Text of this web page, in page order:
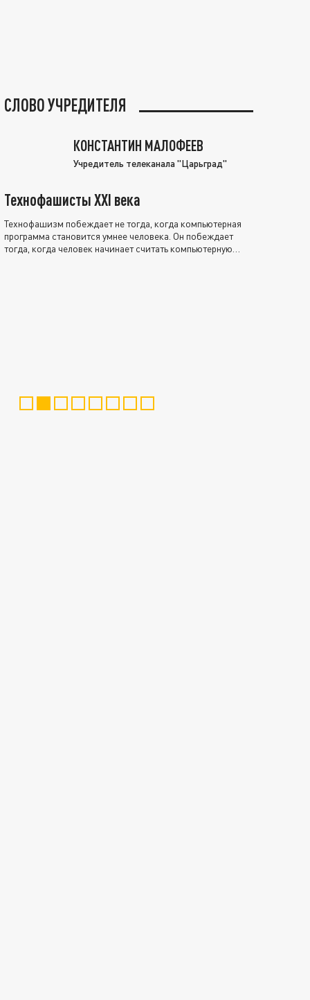
СЛОВО УЧРЕДИТЕЛЯ
КОНСТАНТИН МАЛОФЕЕВ
Учредитель телеканала "Царьград"
Технофашисты XXI века
Технофашизм побеждает не тогда, когда компьютерная
программа становится умнее человека. Он побеждает
тогда, когда человек начинает считать компьютерную